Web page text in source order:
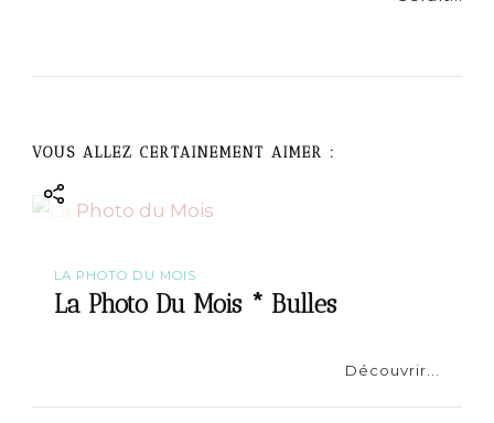
a
t
VOUS ALLEZ CERTAINEMENT AIMER :
LA PHOTO DU MOIS
La Photo Du Mois * Bulles
Découvrir...